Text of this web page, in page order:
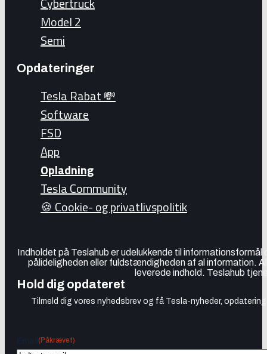
Model 2
Semi
Opdateringer
Tesla Rabat 💸
Software
FSD
App
Opladning
Tesla Community
🍪 Cookie- og privatlivspolitik
Indholdet på Teslahub er udelukkende til
pålideligheden eller fuldstændigheden af al information.
leverede indhold. Teslahub
Hold dig opdateret
Tilmeld dig vores nyhedsbrev og få Tesla-nyheder,
(Påkrævet)